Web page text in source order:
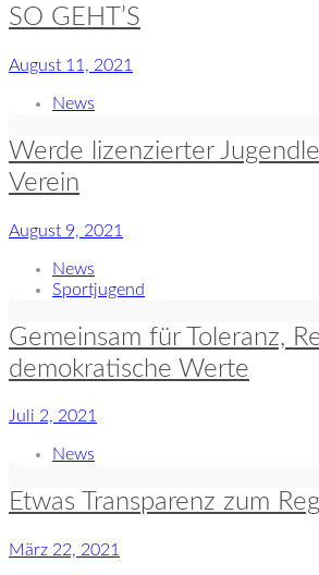
SO GEHT’S
August 11, 2021
News
Werde lizenzierter
Verein
August 9, 2021
News
Sportjugend
Gemeinsam für Toleranz,
demokratische Werte
Juli 2, 2021
News
Etwas Transparenz zum
März 22, 2021